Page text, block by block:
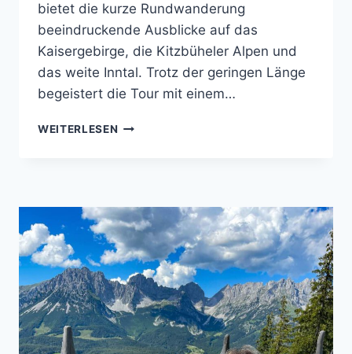
bietet die kurze Rundwanderung
beeindruckende Ausblicke auf das
Kaisergebirge, die Kitzbüheler Alpen und
das weite Inntal. Trotz der geringen Länge
begeistert die Tour mit einem…
WEITERLESEN HARTKAISERSEE
KAISER
–
KLEINE
WANDERUNG
MIT
GROSSEM P
ANORAMA